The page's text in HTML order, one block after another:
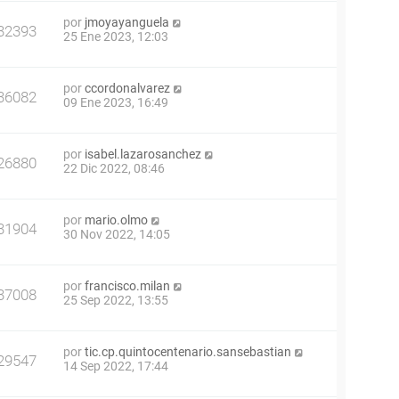
por jmoyayanguela
25 Ene 2023, 12:03
porccordonalvarez
09 Ene 2023, 16:49
por isabel.lazarosanchez
22 Dic 2022, 08:46
por mario.olmo
30 Nov 2022, 14:05
porfrancisco.milan
25 Sep 2022, 13:55
portic.cp.quintocentenario.sansebastian
14 Sep 2022, 17:44